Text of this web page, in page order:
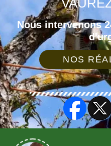
Nous intervenons
NOS